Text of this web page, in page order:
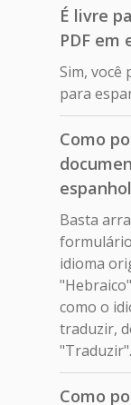
É livre
PDF em
Sim, você
para
Como
Basta
idioma
como o
traduzir,
"Traduzir".
Como